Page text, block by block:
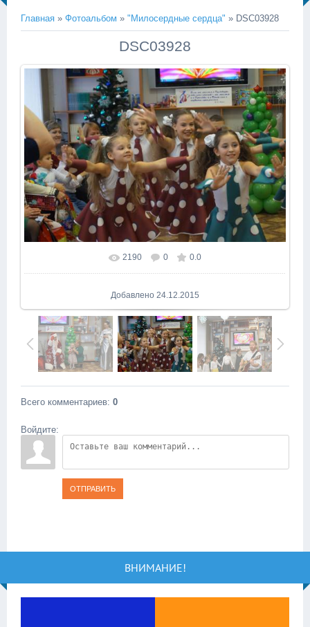
Главная » Фотоальбом » "Милосердные сердца" » DSC03928
DSC03928
В реальном размере 1600x1065
2190 0 0.0
Добавлено 24.12.2015
Всего комментариев: 0
Войдите:
ОТПРАВИТЬ
ВНИМАНИЕ!